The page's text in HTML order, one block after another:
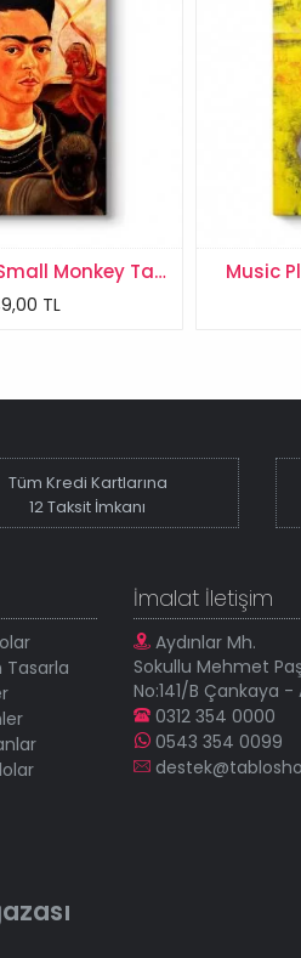
Frida Kahlo - Small Monkey Tablosu
TL
Music
Tüm Kredi Kartlarına
12 Taksit İmkanı
Tasarla
İmalat İletişim
Aydınlar Mh.
Sokullu Mehmet
No:141/B Çankaya -
0312 354 0000
0543 354 0099